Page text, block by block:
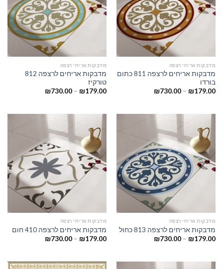
מדבקות אריחי רצפה
מדבקות אריחים לרצפה 811 כתום
בורדו
₪179.00
–
₪730.00
מדבקות אריחי רצפה
מדבקות אריחים לרצפה 812
טורקיז
₪179.00
–
₪730.00
מדבקות אריחי רצפה
מדבקות אריחים לרצפה 813 כחול
₪179.00
–
₪730.00
מדבקות אריחי רצפה
מדבקות אריחים לרצפה 410 חום
₪179.00
–
₪730.00